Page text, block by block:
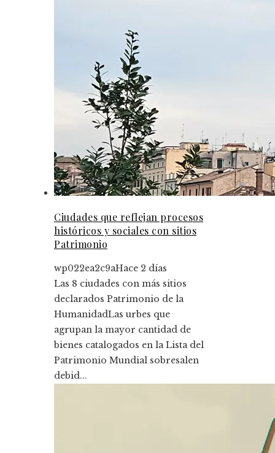
Ciudades que reflejan procesos
históricos y sociales con sitios
Patrimonio
wp022ea2c9aHace 2 días
Las 8 ciudades con más sitios
declarados Patrimonio de la
HumanidadLas urbes que
agrupan la mayor cantidad de
bienes catalogados en la Lista del
Patrimonio Mundial sobresalen
debid...